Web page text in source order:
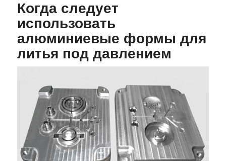
Когда следует
использовать
алюминиевые формы для
литья под давлением